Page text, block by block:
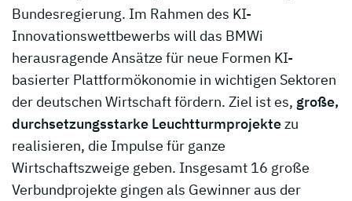
Bundesregierung. Im Rahmen des KI-
Innovationswettbewerbs will das BMWi
herausragende Ansätze für neue Formen KI-
basierter Plattformökonomie in wichtigen Sektoren
der deutschen Wirtschaft fördern. Ziel ist es, große,
durchsetzungsstarke Leuchtturmprojektezu
realisieren, die Impulse für ganze
Wirtschaftszweige geben. Insgesamt 16 große
Verbundprojekte gingen als Gewinner aus der